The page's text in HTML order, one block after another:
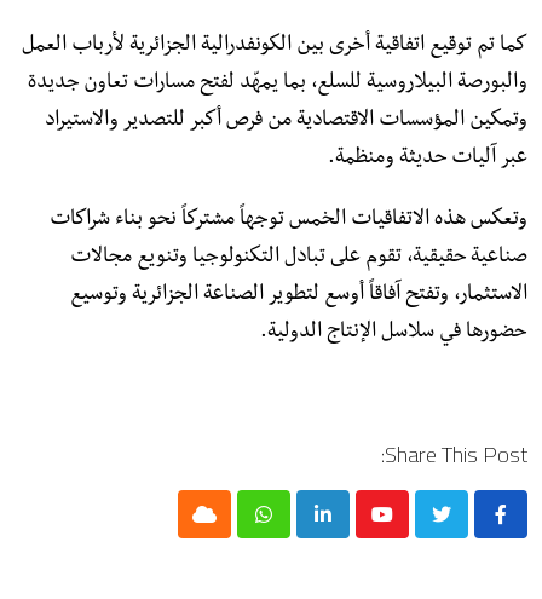
كما تم توقيع اتفاقية أخرى بين الكونفدرالية الجزائرية لأرباب العمل
والبورصة البيلاروسية للسلع، بما يمهّد لفتح مسارات تعاون جديدة
وتمكين المؤسسات الاقتصادية من فرص أكبر للتصدير والاستيراد
عبر آليات حديثة ومنظمة.
وتعكس هذه الاتفاقيات الخمس توجهاً مشتركاً نحو بناء شراكات
صناعية حقيقية، تقوم على تبادل التكنولوجيا وتنويع مجالات
الاستثمار، وتفتح آفاقاً أوسع لتطوير الصناعة الجزائرية وتوسيع
حضورها في سلاسل الإنتاج الدولية.
Share This Post:
Youtube
LinkedIn
Whatsapp
Cloud